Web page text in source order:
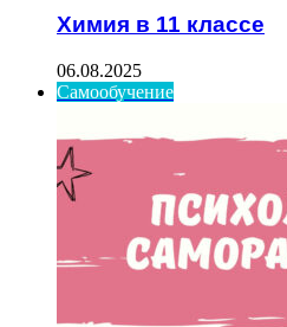
Химия в 11 классе
06.08.2025
Самообучение